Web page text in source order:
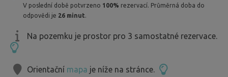
V poslední době potvrzeno 100% rezervací. Průměrná doba do
odpovědi je 26 minut.
Na pozemku je prostor pro 3 samostatné rezervace.
Orientační mapa je níže na stránce.